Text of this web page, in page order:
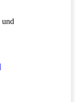
und
einem neuen Tab